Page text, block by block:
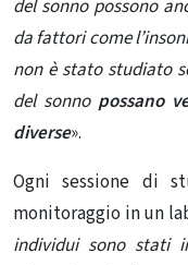
del sonno possono
da fattori come
non è stato studiato
del sonno possano
diverse».
Ogni sessione di
monitoraggio in un
individui sono stati